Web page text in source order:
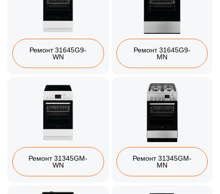
Ремонт 31645G9-
WN
Ремонт 31645G9-
MN
Ремонт 31345GM-
WN
Ремонт 31345GM-
MN